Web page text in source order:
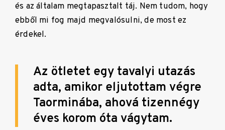
és az általam megtapasztalt táj. Nem tudom, hogy
ebből mi fog majd megvalósulni, de most ez
érdekel.
Az ötletet egy tavalyi utazás
adta, amikor eljutottam végre
Taorminába, ahová tizennégy
éves korom óta vágytam.